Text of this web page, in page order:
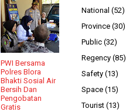
PWI Bersama
Polres Blora
Bhakti Sosial Air
Bersih Dan
Pengobatan
Gratis
National (52)
Province (30)
Public (32)
Regency (85)
Safety (13)
Space (15)
Tourist (13)